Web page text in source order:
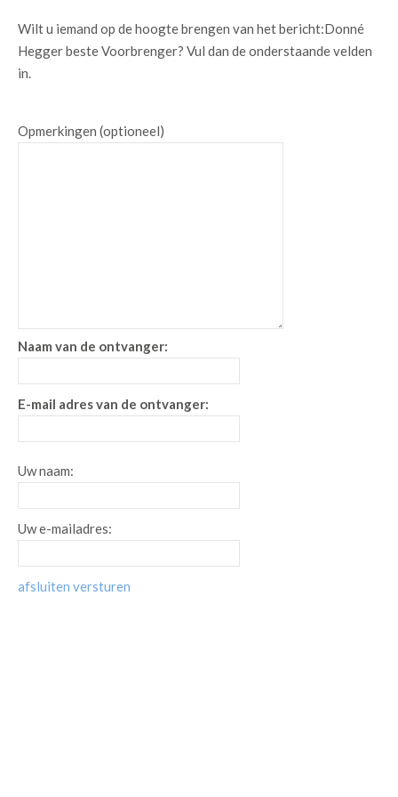
Wilt u iemand op de hoogte brengen van het bericht:Donné
Hegger beste Voorbrenger? Vul dan de onderstaande velden
in.
Opmerkingen (optioneel)
Naam van de ontvanger:
E-mail adres van de ontvanger:
Uw naam:
Uw e-mailadres:
afsluiten versturen